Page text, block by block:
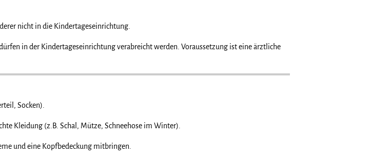
nicht in die Kindertageseinrichtung.
in der Kindertageseinrichtung verabreicht werden. Voraussetzung ist eine ärztliche
Socken).
Kleidung (z.B. Schal, Mütze, Schneehose im Winter).
und eine Kopfbedeckung mitbringen.